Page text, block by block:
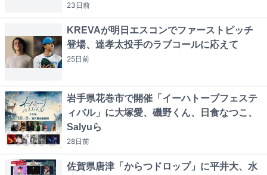
23日前
KREVAが明日エスコンでファーストピッチ
登場、達孝太投手のラブコールに応えて
25日前
岩手県花巻市で開催「イーハトーブフェステ
ィバル」に大塚愛、磯野くん、日食なつこ、
Salyuら
28日前
佐賀県唐津「からつドロップ」に平井大、水